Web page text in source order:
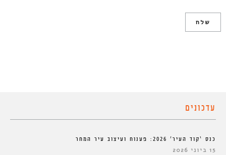
עדכונים
כנס ‘קוד העיר’ 2026: פענוח ועיצוב עיר המחר
15 ביוני 2026